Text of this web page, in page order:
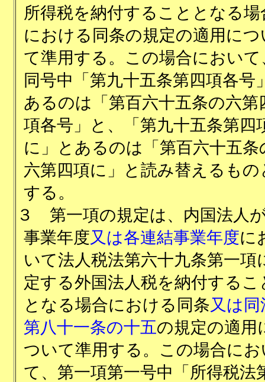
所得税を納付することとなる場
における同条の規定の適用につ
て準用する。この場合において
同号中「第九十五条第四項各号
あるのは「第百六十五条の六第
項各号」と、「第九十五条第四
に」とあるのは「第百六十五条
六第四項に」と読み替えるもの
する。
３
第一項の規定は、内国法人
事業年度又は各連結事業年度に
いて法人税法第六十九条第一項
定する外国法人税を納付するこ
となる場合における同条又は同
第八十一条の十五の規定の適用
ついて準用する。この場合にお
て、第一項第一号中「所得税法